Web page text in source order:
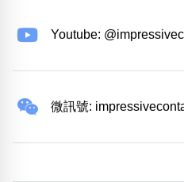
Youtube:
微訊號: